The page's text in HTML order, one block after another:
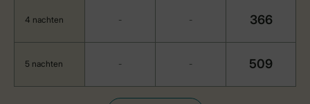
4 nachten - - 366
5 nachten - - 509